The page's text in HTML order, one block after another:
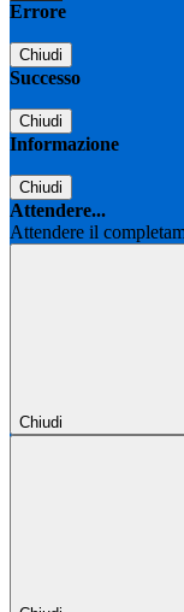
Errore
Chiudi
Successo
Chiudi
Informazione
Chiudi
Attendere...
Attendere il
Chiudi